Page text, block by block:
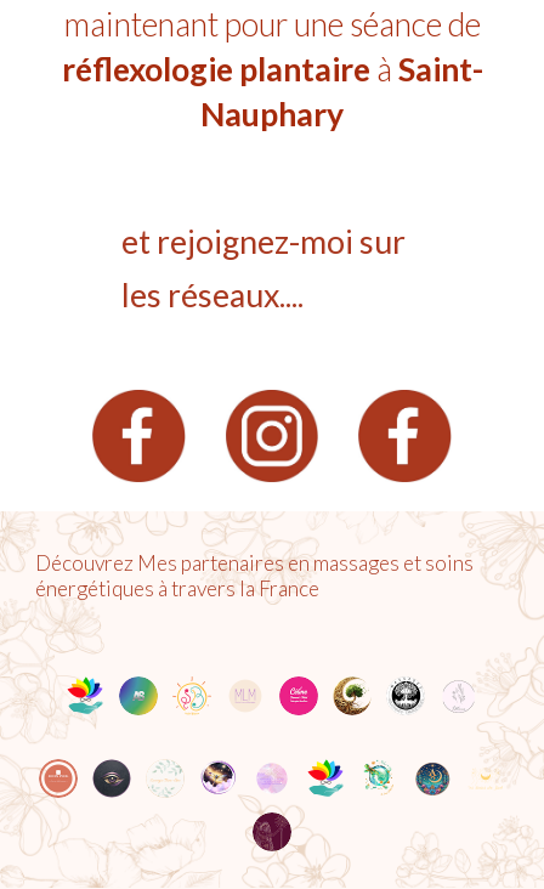
maintenant pour une séance de
réflexologie plantaire à Saint-
Nauphary
et rejoignez-moi sur
les réseaux....
Découvrez Mes partenaires en massages et soins
énergétiques à travers la France